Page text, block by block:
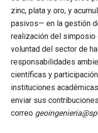
zinc, plata y oro, y
pasivos— en la gestión
realización del simposio
voluntad del sector de
responsabilidades
científicas y
instituciones
enviar sus
correo